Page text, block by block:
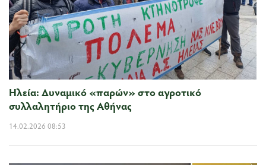
Ηλεία: Δυναμικό «παρών» στο αγροτικό
συλλαλητήριο της Αθήνας
14.02.2026 08:53